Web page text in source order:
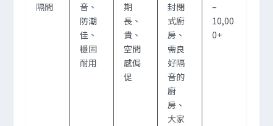
隔間
音、
防潮
佳、
穩固
耐用
期
長、
貴、
空間
感侷
促
封閉
式廚
房、
需良
好隔
音的
廚
房、
大家
–
10,00
0+